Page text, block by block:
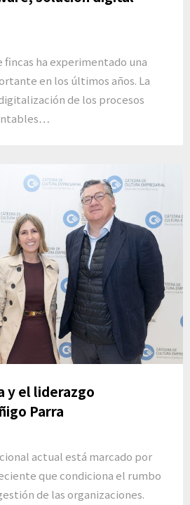
fincas ha experimentado una
en los últimos años. La
de los procesos
y el liderazgo
Parra
actual está marcado por
que condiciona el rumbo
de las organizaciones.